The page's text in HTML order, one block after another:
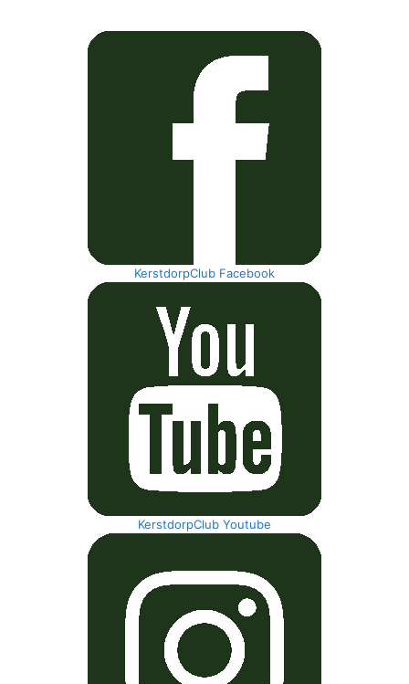
KerstdorpClub Facebook
KerstdorpClub Youtube